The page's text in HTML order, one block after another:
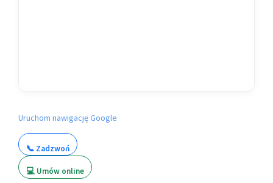
Uruchom nawigację Google
📞 Zadzwoń
💻 Umów online